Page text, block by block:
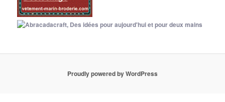
Proudly powered by WordPress